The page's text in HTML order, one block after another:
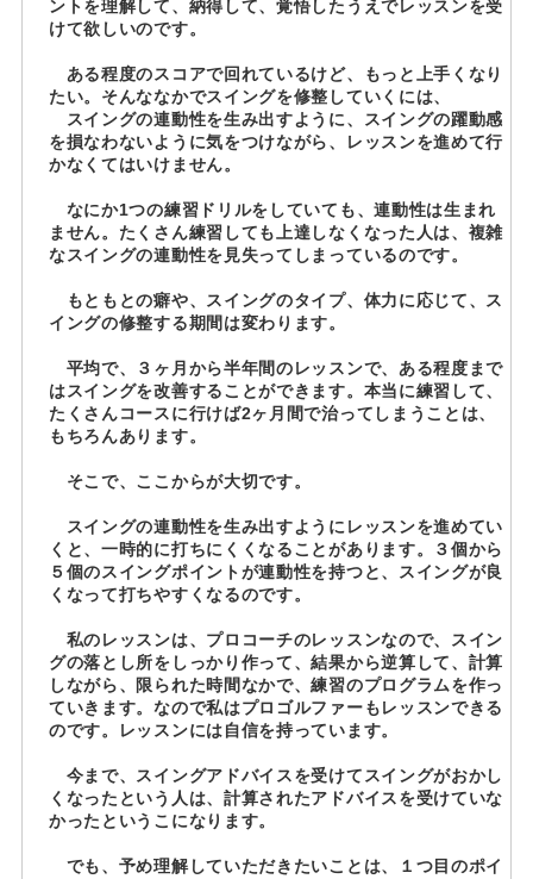
ントを理解して、納得して、覚悟したうえでレッスンを受
けて欲しいのです。
ある程度のスコアで回れているけど、もっと上手くなり
たい。そんななかでスイングを修整していくには、
スイングの連動性を生み出すように、スイングの躍動感
を損なわないように気をつけながら、レッスンを進めて行
かなくてはいけません。
なにか1つの練習ドリルをしていても、連動性は生まれ
ません。たくさん練習しても上達しなくなった人は、複雑
なスイングの連動性を見失ってしまっているのです。
もともとの癖や、スイングのタイプ、体力に応じて、ス
イングの修整する期間は変わります。
平均で、３ヶ月から半年間のレッスンで、ある程度まで
はスイングを改善することができます。本当に練習して、
たくさんコースに行けば2ヶ月間で治ってしまうことは、
もちろんあります。
そこで、ここからが大切です。
スイングの連動性を生み出すようにレッスンを進めてい
くと、一時的に打ちにくくなることがあります。３個から
５個のスイングポイントが連動性を持つと、スイングが良
くなって打ちやすくなるのです。
私のレッスンは、プロコーチのレッスンなので、スイン
グの落とし所をしっかり作って、結果から逆算して、計算
しながら、限られた時間なかで、練習のプログラムを作っ
ていきます。なので私はプロゴルファーもレッスンできる
のです。レッスンには自信を持っています。
今まで、スイングアドバイスを受けてスイングがおかし
くなったという人は、計算されたアドバイスを受けていな
かったというこになります。
でも、予め理解していただきたいことは、１つ目のポイ